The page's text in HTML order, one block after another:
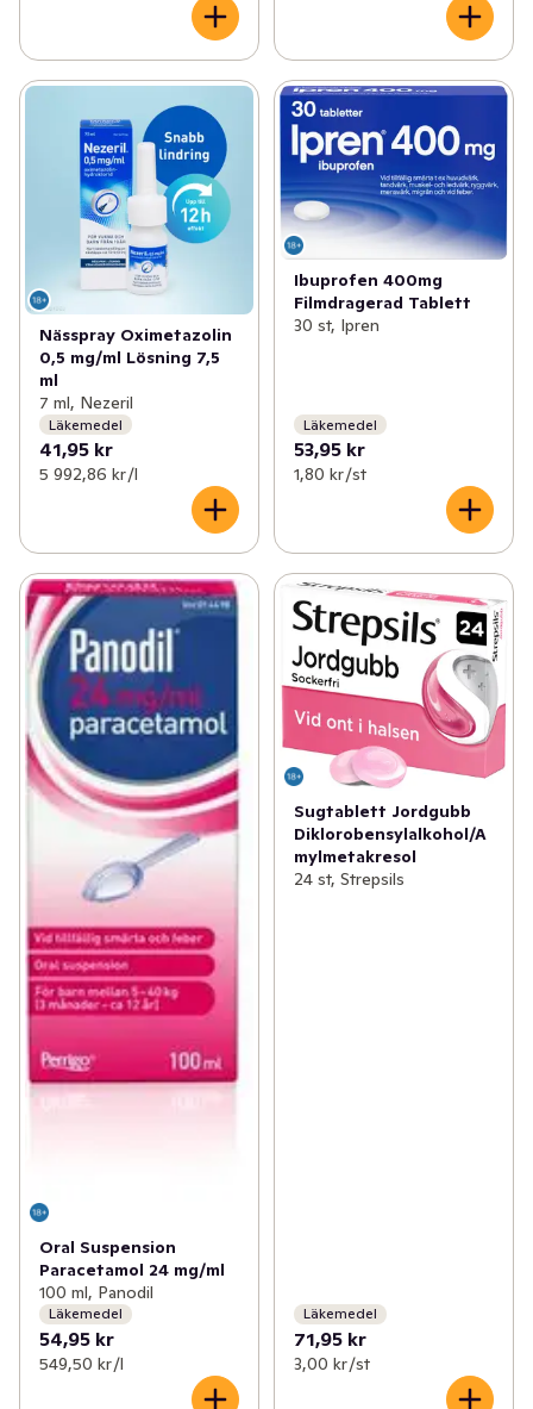
Nässpray Oximetazolin
0,5 mg/ml Lösning 7,5
ml
7 ml, Nezeril
Läkemedel
41,95 kr
5 992,86 kr /l
Ibuprofen 400mg
Filmdragerad Tablett
30 st, Ipren
Läkemedel
53,95 kr
1,80 kr /st
Oral Suspension
Paracetamol 24 mg/ml
100 ml, Panodil
Läkemedel
54,95 kr
549,50 kr /l
Sugtablett Jordgubb
Diklorobensylalkohol/A
mylmetakresol
24 st, Strepsils
Läkemedel
71,95 kr
3,00 kr /st